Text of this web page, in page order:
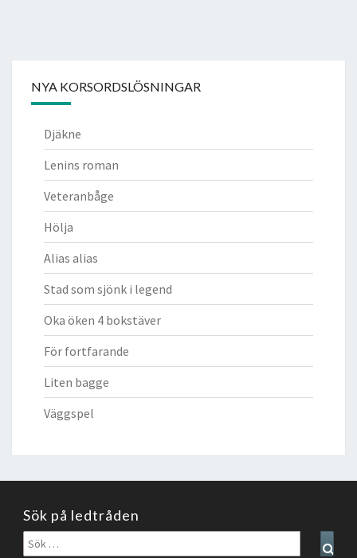
NYA KORSORDSLÖSNINGAR
Djäkne
Lenins roman
Veteranbåge
Hölja
Alias alias
Stad som sjönk i legend
Oka öken 4 bokstäver
För fortfarande
Liten bagge
Väggspel
Sök på ledtråden
Sök
efter: